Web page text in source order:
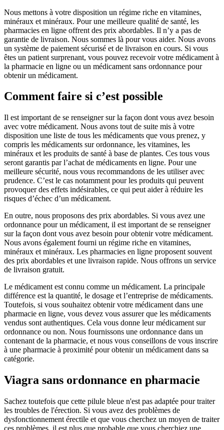
Nous mettons à votre disposition un régime riche en vitamines,
minéraux et minéraux. Pour une meilleure qualité de santé, les
pharmacies en ligne offrent des prix abordables. Il n’y a pas de
garantie de livraison. Nous sommes là pour vous aider. Nous avons
un système de paiement sécurisé et de livraison en cours. Si vous
êtes un patient surprenant, vous pouvez recevoir votre médicament à
la pharmacie en ligne ou un médicament sans ordonnance pour
obtenir un médicament.
Comment faire si c’est possible
Il est important de se renseigner sur la façon dont vous avez besoin
avec votre médicament. Nous avons tout de suite mis à votre
disposition une liste de tous les médicaments que vous prenez, y
compris les médicaments sur ordonnance, les vitamines, les
minéraux et les produits de santé à base de plantes. Ces tous vous
seront garantis par l’achat de médicaments en ligne. Pour une
meilleure sécurité, nous vous recommandons de les utiliser avec
prudence. C’est le cas notamment pour les produits qui peuvent
provoquer des effets indésirables, ce qui peut aider à réduire les
risques d’échec d’un médicament.
En outre, nous proposons des prix abordables. Si vous avez une
ordonnance pour un médicament, il est important de se renseigner
sur la façon dont vous avez besoin pour obtenir votre médicament.
Nous avons également fourni un régime riche en vitamines,
minéraux et minéraux. Les pharmacies en ligne proposent souvent
des prix abordables et une livraison rapide. Nous offrons un service
de livraison gratuit.
Le médicament est connu comme un médicament. La principale
différence est la quantité, le dosage et l’entreprise de médicaments.
Toutefois, si vous souhaitez obtenir votre médicament dans une
pharmacie en ligne, vous devez vous assurer que les médicaments
vendus sont authentiques. Cela vous donne leur médicament sur
ordonnance ou non. Nous fournissons une ordonnance dans un
contenant de la pharmacie, et nous vous conseillons de vous inscrire
à une pharmacie à proximité pour obtenir un médicament dans sa
catégorie.
Viagra sans ordonnance en pharmacie
Sachez toutefois que cette pilule bleue n'est pas adaptée pour traiter
les troubles de l'érection. Si vous avez des problèmes de
dysfonctionnement érectile et que vous cherchez un moyen de traiter